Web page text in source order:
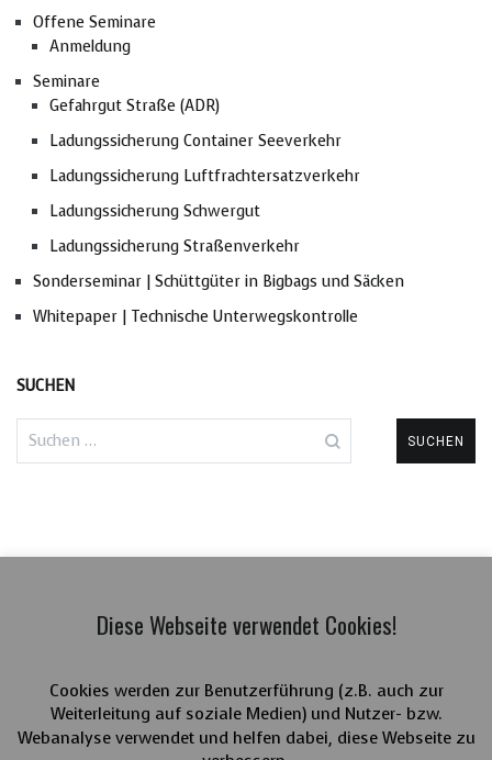
Offene Seminare
Anmeldung
Seminare
Gefahrgut Straße (ADR)
Ladungssicherung Container Seeverkehr
Ladungssicherung Luftfrachtersatzverkehr
Ladungssicherung Schwergut
Ladungssicherung Straßenverkehr
Sonderseminar | Schüttgüter in Bigbags und Säcken
Whitepaper | Technische Unterwegskontrolle
SUCHEN
Suchen
nach:
Diese Webseite verwendet Cookies!
Cookies werden zur Benutzerführung (z.B. auch zur
Weiterleitung auf soziale Medien) und Nutzer- bzw.
Webanalyse verwendet und helfen dabei, diese Webseite zu